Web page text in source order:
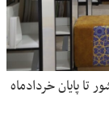
پایان خردادماه